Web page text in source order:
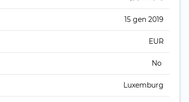
15 gen 2019
EUR
No
Luxemburg